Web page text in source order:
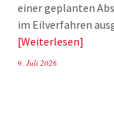
einer geplanten
im Eilverfahren
Weiterlesen
9. Juli 2026